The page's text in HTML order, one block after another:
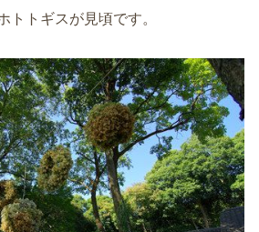
トトギスが見頃です。